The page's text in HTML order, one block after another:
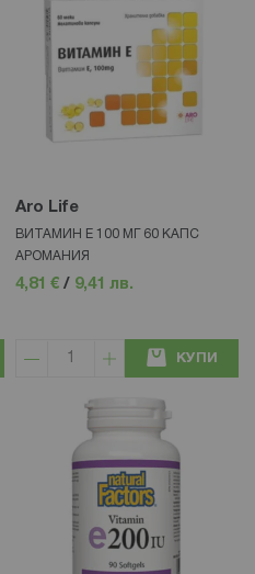
Aro Life
ВИТАМИН Е 100 МГ 60 КАПС
АРОМАНИЯ
4,81 € / 9,41 лв.
КУПИ